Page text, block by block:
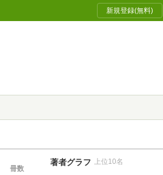
新規登録(無料)
冊数
著者グラフ 上位10名